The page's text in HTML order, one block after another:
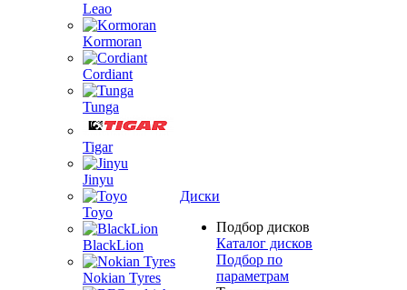
Leao
Kormoran
Cordiant
Tunga
Tigar
Jinyu
Toyo
BlackLion
Nokian Tyres
Диски
Подбор дисков
Каталог дисков
Подбор по
параметрам